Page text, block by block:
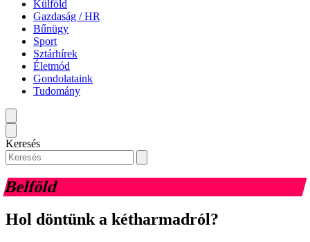
Külföld
Gazdaság / HR
Bűnügy
Sport
Sztárhírek
Életmód
Gondolataink
Tudomány
Keresés
Belföld
Hol döntünk a kétharmadról?